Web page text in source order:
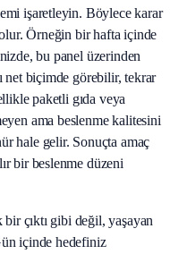
işaretleyin. Böylece karar
Örneğin bir hafta içinde
bu panel üzerinden
net biçimde görebilir, tekrar
paketli gıda veya
ama beslenme kalitesini
hale gelir. Sonuçta amaç
bir beslenme düzeni
bir çıktı gibi değil, yaşayan
içinde hedefiniz